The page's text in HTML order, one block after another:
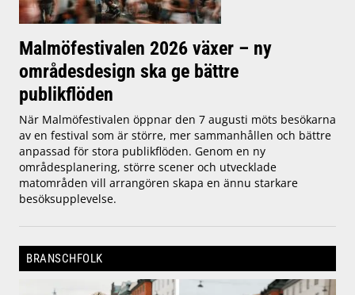
Malmöfestivalen 2026 växer – ny
områdesdesign ska ge bättre
publikflöden
När Malmöfestivalen öppnar den 7 augusti möts besökarna
av en festival som är större, mer sammanhållen och bättre
anpassad för stora publikflöden. Genom en ny
områdesplanering, större scener och utvecklade
matområden vill arrangören skapa en ännu starkare
besöksupplevelse.
BRANSCHFOLK